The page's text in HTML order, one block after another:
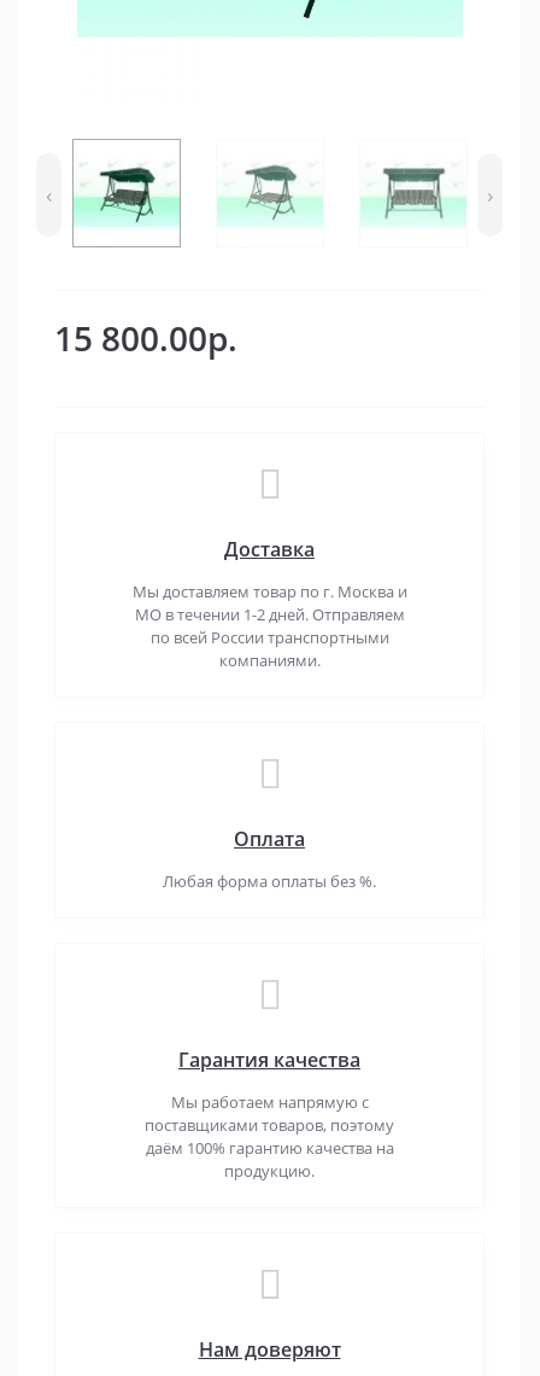
‹ ›
15 800.00р.
Доставка
Мы доставляем товар по г. Москва и
МО в течении 1-2 дней. Отправляем
по всей России транспортными
компаниями.
Оплата
Любая форма оплаты без %.
Гарантия качества
Мы работаем напрямую с
поставщиками товаров, поэтому
даём 100% гарантию качества на
продукцию.
Нам доверяют